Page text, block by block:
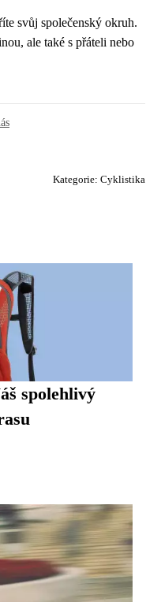
svůj společenský okruh.
ale také s přáteli nebo
Kategorie: Cyklistika
spolehlivý